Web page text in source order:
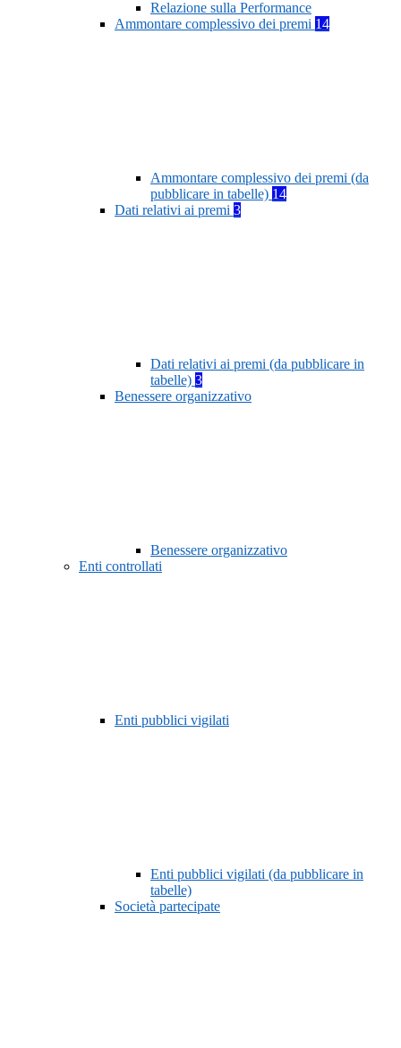
Relazione sulla Performance
Ammontare complessivo dei premi 14
Ammontare complessivo dei premi (da
pubblicare in tabelle) 14
Dati relativi ai premi 3
Dati relativi ai premi (da pubblicare in
tabelle) 3
Benessere organizzativo
Benessere organizzativo
Enti controllati
Enti pubblici vigilati
Enti pubblici vigilati (da pubblicare in
tabelle)
Società partecipate